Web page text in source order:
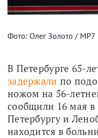
Фото: Олег Золото / МР7
В Петербурге 65-
задержали по
ножом на 56-
сообщили 16 мая
Петербургу и
находится в